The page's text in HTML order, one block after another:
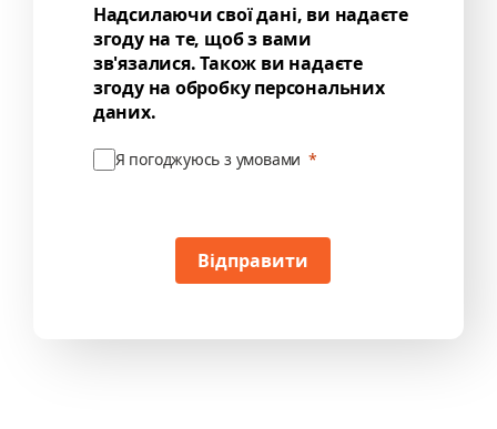
Надсилаючи свої дані, ви надаєте
згоду на те, щоб з вами
зв'язалися. Також ви надаєте
згоду на обробку персональних
даних.
Я погоджуюсь з умовами
Відправити